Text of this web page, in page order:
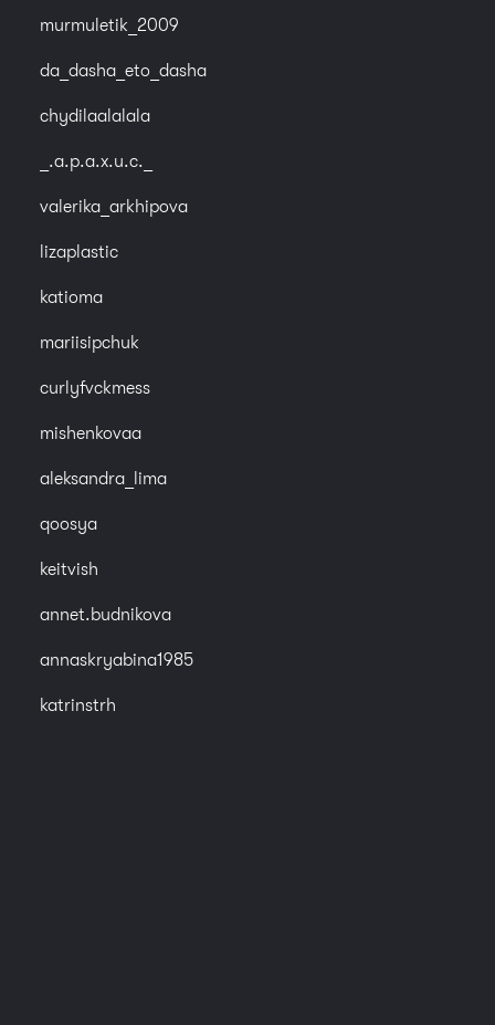
murmuletik_2009
da_dasha_eto_dasha
chydilaalalala
_.a.p.a.x.u.c._
valerika_arkhipova
lizaplastic
katioma
mariisipchuk
curlyfvckmess
mishenkovaa
aleksandra_lima
qoosya
keitvish
annet.budnikova
annaskryabina1985
katrinstrh